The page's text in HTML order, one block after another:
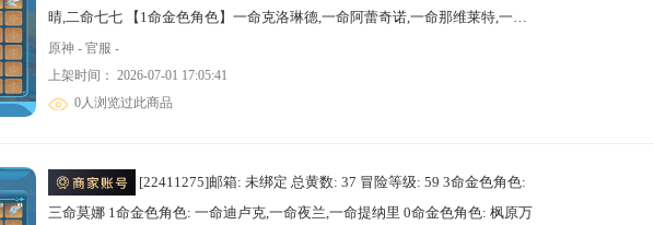
晴,二命七七 【1命金色角色】一命克洛琳德,一命阿蕾奇诺,一命那维莱特,一命
甘雨,一命迪卢克 【0命金色角色】茜特菈莉,丝柯克,娜维娅,莱欧斯利,纳西妲,妮
露,夜兰,八重神子,申鹤,珊瑚宫心海,宵宫,神里绫华,枫原万叶,优菈,胡桃,魈,钟离,
迪希雅,提纳里,莫娜 【1精武器】赦罪,赤月之形,圣显之钥,息灾,薙草之稻光,飞雷
原神 - 官服 -
上架时间： 2026-07-01 17:05:41
0人浏览过此商品
三命莫娜 1命金色角色: 一命迪卢克,一命夜兰,一命提纳里 0命金色角色: 枫原万